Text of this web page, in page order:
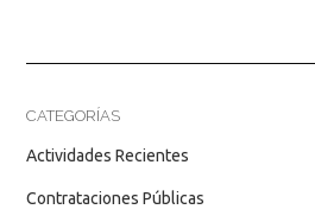
CATEGORÍAS
Actividades Recientes
Contrataciones Públicas